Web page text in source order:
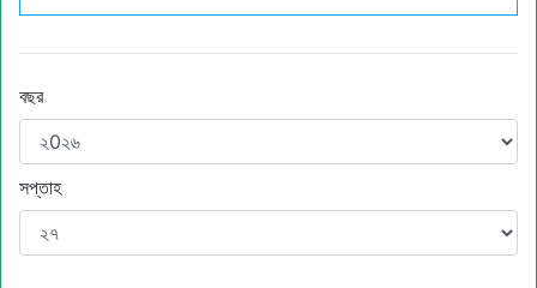
বছর
সপ্তাহ